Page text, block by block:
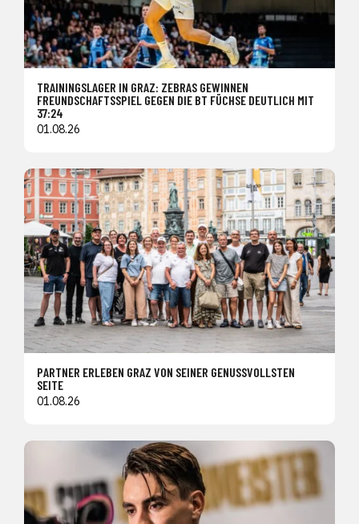
TRAININGSLAGER IN GRAZ: ZEBRAS GEWINNEN
FREUNDSCHAFTSSPIEL GEGEN DIE BT FÜCHSE DEUTLICH MIT
37:24
01.08.26
PARTNER ERLEBEN GRAZ VON SEINER GENUSSVOLLSTEN
SEITE
01.08.26